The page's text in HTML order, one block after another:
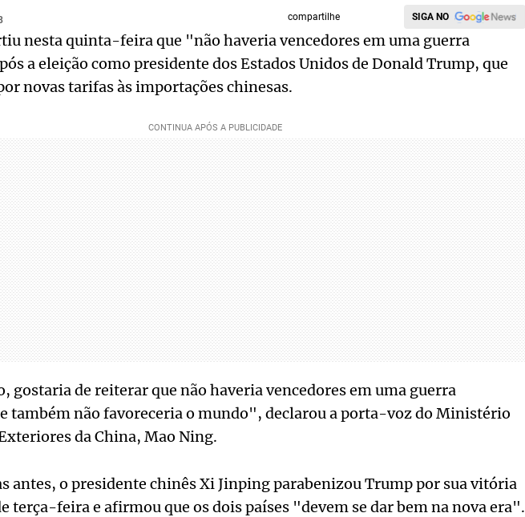
compartilhe SIGA NO
nesta quinta-feira que "não haveria vencedores em uma guerra
a eleição como presidente dos Estados Unidos de Donald Trump, que
novas tarifas às importações chinesas.
gostaria de reiterar que não haveria vencedores em uma guerra
também não favoreceria o mundo", declarou a porta-voz do Ministério
da China, Mao Ning.
antes, o presidente chinês Xi Jinping parabenizou Trump por sua vitória
terça-feira e afirmou que os dois países "devem se dar bem na nova era".